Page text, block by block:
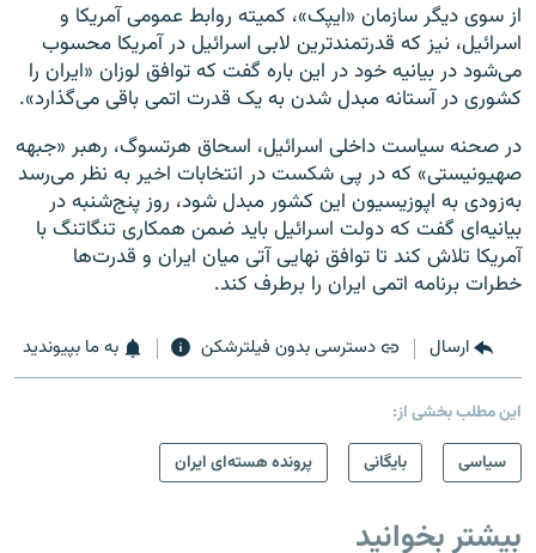
از سوی دیگر سازمان «ایپک»، کمیته روابط عمومی آمریکا و
اسرائیل، نیز که قدرتمندترین لابی اسرائیل در آمریکا محسوب
می‌شود در بیانیه خود در این باره گفت که توافق لوزان «ایران را
کشوری در آستانه مبدل شدن به یک قدرت اتمی باقی می‌گذارد».
در صحنه سیاست داخلی اسرائیل، اسحاق هرتسوگ، رهبر «جبهه
صهیونیستی» که در پی شکست در انتخابات اخیر به نظر می‌رسد
به‌زودی به اپوزیسیون این کشور مبدل شود، روز پنج‌شنبه در
بیانیه‌ای گفت که دولت اسرائیل باید ضمن همکاری تنگاتنگ با
آمریکا تلاش کند تا توافق نهایی آتی میان ایران و قدرت‌ها
خطرات برنامه اتمی ایران را برطرف کند.
ارسال دسترسی بدون فیلترشکن به ما بپیوندید
این مطلب بخشی از:
سیاسی
بایگانی پرونده هسته‌ای ایران
بیشتر بخوانید